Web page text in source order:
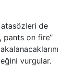
de
pants on fire”
vurgular.